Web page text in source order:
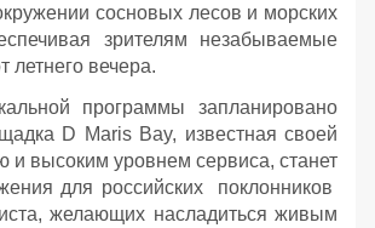
сосновых лесов и морских
зрителям незабываемые
летнего вечера.
программы запланировано
D Maris Bay, известная своей
и высоким уровнем сервиса, станет
для российских поклонников
желающих насладиться живым